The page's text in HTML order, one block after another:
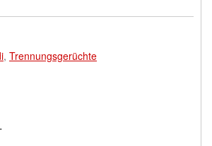
, Trennungsgerüchte